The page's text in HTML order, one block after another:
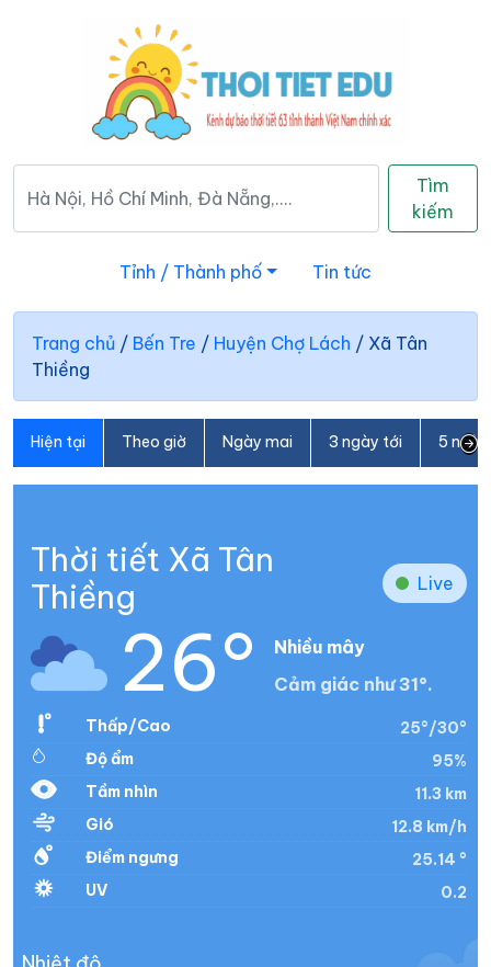
Tìm
kiếm
Tỉnh / Thành phố Tin tức
Trang chủ / Bến Tre / Huyện Chợ Lách / Xã Tân
Thiềng
Hiện tại Theo giờ Ngày mai 3 ngày tới 5
Thời tiết Xã Tân
Thiềng
Live
26°
Nhiều mây
Cảm giác như 31°.
Thấp/Cao
25°/30°
Độ ẩm
95%
Tầm nhìn
11.3 km
Gió
12.8 km/h
Điểm ngưng
25.14 °
UV
0.2